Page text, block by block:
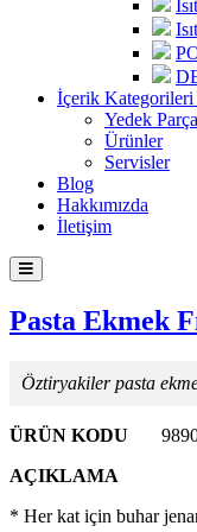
İçerik Kategorileri
Yedek
Ürünler
Servisler
Blog
Hakkımızda
İletişim
Pasta Ekmek
Öztiryakiler pasta
ÜRÜN KODU
AÇIKLAMA
* Her kat için buhar